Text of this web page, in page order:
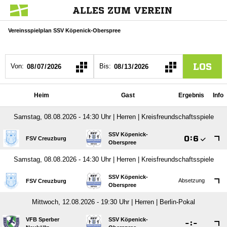
ALLES ZUM VEREIN
Vereinsspielplan SSV Köpenick-Oberspree
Von: Bis: LOS
Heim Gast Ergebnis Info
Samstag, 08.08.2026 - 14:30 Uhr | Herren | Kreisfreundschaftsspiele
FSV Creuzburg
SSV Köpenick-
Oberspree
:
Samstag, 08.08.2026 - 14:30 Uhr | Herren | Kreisfreundschaftsspiele
FSV Creuzburg
SSV Köpenick-
Oberspree
Absetzung
Mittwoch, 12.08.2026 - 19:30 Uhr | Herren | Berlin-Pokal
VFB Sperber
SSV Köpenick-
: